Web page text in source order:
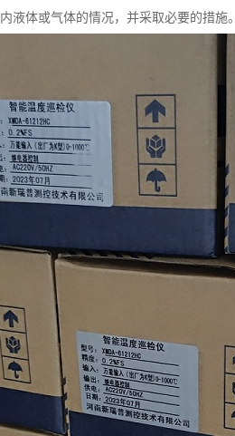
液体或气体的情况，并采取必要的措施。